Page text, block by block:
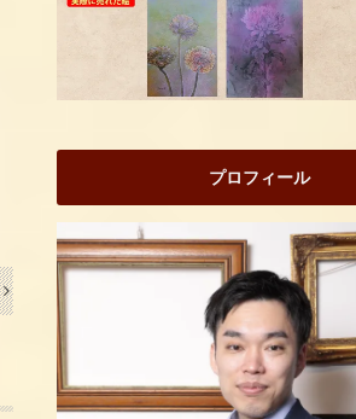
プロフィール